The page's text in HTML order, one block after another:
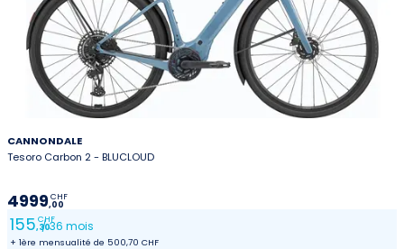
CANNONDALE
Tesoro Carbon 2 - BLUCLOUD
4999,00
CHF
155,30
CHF
/ 36 mois
+ 1ère mensualité de 500,70 CHF